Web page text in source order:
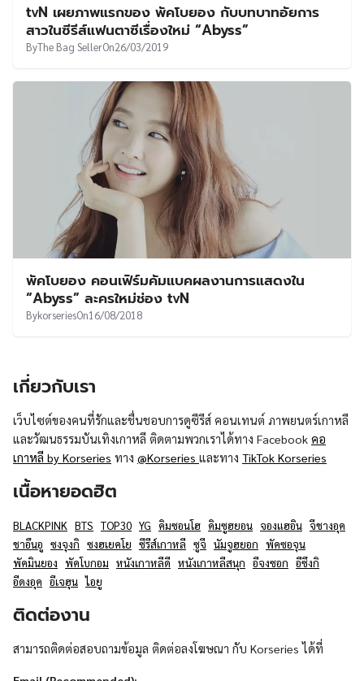
tvN เผยภาพแรกของ พัคโบยอง กับบทบาทอัยการ
สาวในซีรีส์แฟนตาซีเรื่องใหม่ “Abyss”
ByThe Bag SellerOn26/03/2019
พัคโบยอง คอนเฟิร์มคัมแบคผลงานการแสดงใน
“Abyss” ละครใหม่ช่อง tvN
BykorseriesOn16/08/2018
เกี่ยวกับเรา
เว็บไซต์ของคนที่รักและชื่นชอบการดูซีรีส์ คอนเทนต์ ภาพยนตร์เกาหลี
และวัฒนธรรมบันเทิงเกาหลี ติดตามพวกเราได้ทาง Facebook คอ
เกาหลี by Korseries ทาง @Korseries และทาง TikTok Korseries
เนื้อหายอดฮิต
BLACKPINK BTS TOP30 YG คิมซอนโฮ คิมซูฮยอน จองแฮอิน จีชางอุค
ชาอึนอู ซงจุงกิ ซงฮเยคโย ซีรีส์เกาหลี ซูจี นัมจูฮยอก พัคซอจุน
พัคมินยอง พัคโบกอม หนังเกาหลีดี หนังเกาหลีสนุก อีจงซอก อีซึงกิ
อีดงอุค อีเจฮุน ไอยู
ติดต่องาน
สามารถติดต่อสอบถามข้อมูล ติดต่อลงโฆษณา กับ Korseries ได้ที่